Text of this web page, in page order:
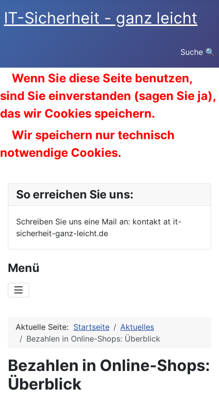
IT-Sicherheit - ganz leicht
Suche 🔍
Wenn Sie diese Seite benutzen,
sind Sie einverstanden (sagen Sie ja),
das wir Cookies speichern.
Wir speichern nur technisch
notwendige Cookies.
So erreichen Sie uns:
Schreiben Sie uns eine Mail an: kontakt at it-
sicherheit-ganz-leicht.de
Menü
Aktuelle Seite: Startseite
Aktuelles
Bezahlen in Online-Shops: Überblick
Bezahlen in Online-Shops:
Überblick